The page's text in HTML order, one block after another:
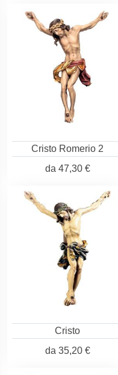
Cristo Romerio 2
da 47,30 €
Cristo
da 35,20 €